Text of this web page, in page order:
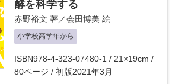
酵を科学する
赤野裕文 著／会田博美 絵
小学校高学年から
ISBN978-4-323-07480-1 / 21×19cm /
80ページ / 初版2021年3月